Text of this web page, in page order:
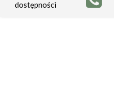
dostępności